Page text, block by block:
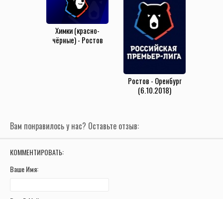
Химки (красно-
чёрные) - Ростов
Ростов - Оренбург
(6.10.2018)
Вам понравилось у нас? Оставьте отзыв:
КОММЕНТИРОВАТЬ:
Ваше Имя: